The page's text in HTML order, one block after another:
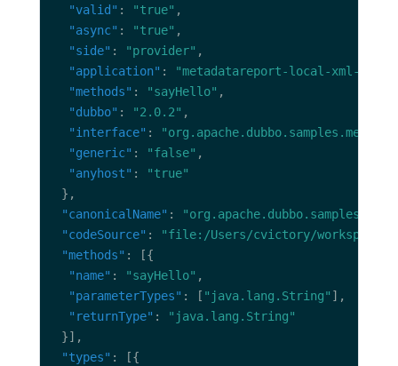
"valid" : "true"
"async" : "true"
"side" : "provider"
"application" :
"metadatareport-local-xml-
"methods" : "sayHello"
"dubbo" : "2.0.2"
"interface" :
"generic" : "false"
"anyhost" :
"true"
"canonicalName" :
"codeSource" :
"file:/Users/cvictory/workspace/
"methods"
"name" : "sayHello"
"parameterTypes" : [ "java.lang.String"
"returnType" :
"java.lang.String"
"types"